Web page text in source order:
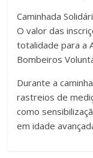
Caminhada
O valor das
totalidade para a
Bombeiros
Durante a
rastreios de
como
em idade